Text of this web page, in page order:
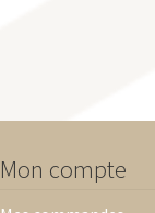
Mon compte